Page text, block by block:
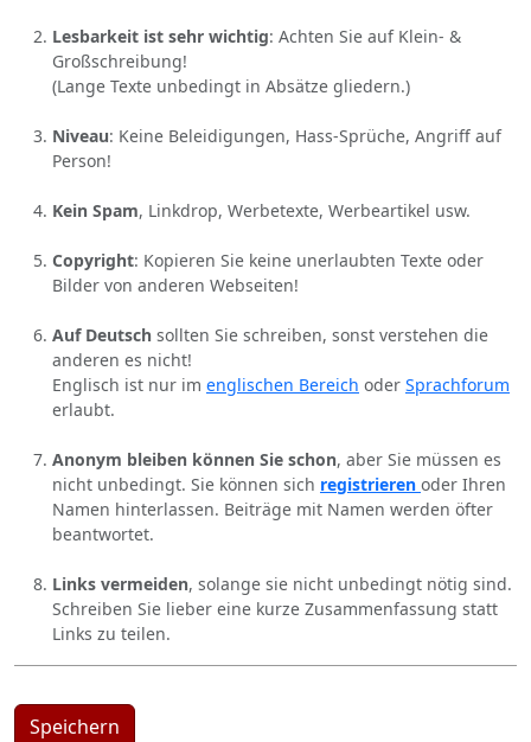
Lesbarkeit ist sehr wichtig: Achten Sie auf Klein- &
Großschreibung!
(Lange Texte unbedingt in Absätze gliedern.)
Niveau: Keine Beleidigungen, Hass-Sprüche, Angriff auf
Person!
Kein Spam, Linkdrop, Werbetexte, Werbeartikel usw.
Copyright: Kopieren Sie keine unerlaubten Texte oder
Bilder von anderen Webseiten!
Auf Deutsch sollten Sie schreiben, sonst verstehen die
anderen es nicht!
Englisch ist nur im englischen Bereich oder Sprachforum
erlaubt.
Anonym bleiben können Sie schon, aber Sie müssen es
nicht unbedingt. Sie können sich registrieren oder Ihren
Namen hinterlassen. Beiträge mit Namen werden öfter
beantwortet.
Links vermeiden, solange sie nicht unbedingt nötig sind.
Schreiben Sie lieber eine kurze Zusammenfassung statt
Links zu teilen.
Speichern